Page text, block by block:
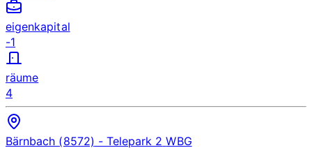
eigenkapital
-1
räume
4
Bärnbach (8572) - Telepark 2 WBG